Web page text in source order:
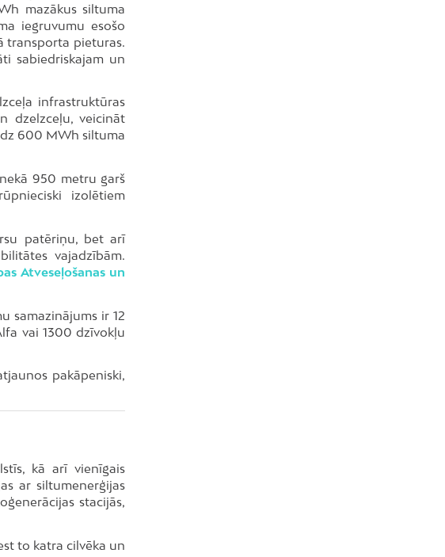
mazākus siltuma
iegruvumu esošo
transporta pieturas.
sabiedriskajam un
infrastruktūras
dzelzceļu, veicināt
600 MWh siltuma
950 metru garš
izolētiem
patēriņu, bet arī
vajadzībām.
Atveseļošanas un
samazinājums ir 12
vai 1300 dzīvokļu
pakāpeniski,
kā arī vienīgais
ar siltumenerģijas
stacijās,
to katra cilvēka un